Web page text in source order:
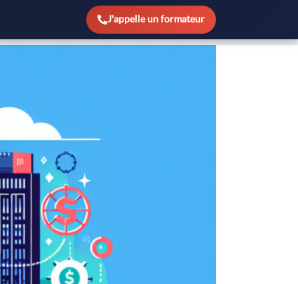
J'appelle un formateur
: maîtriser sa rentabilité